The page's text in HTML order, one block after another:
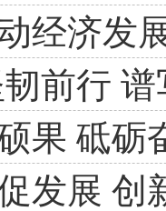
经济发
前行
果 砥砺
发展 创